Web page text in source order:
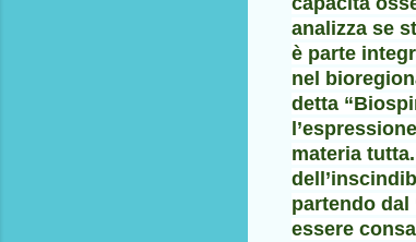
analizza se
è parte
nel
detta
materia
partendo dal
essere